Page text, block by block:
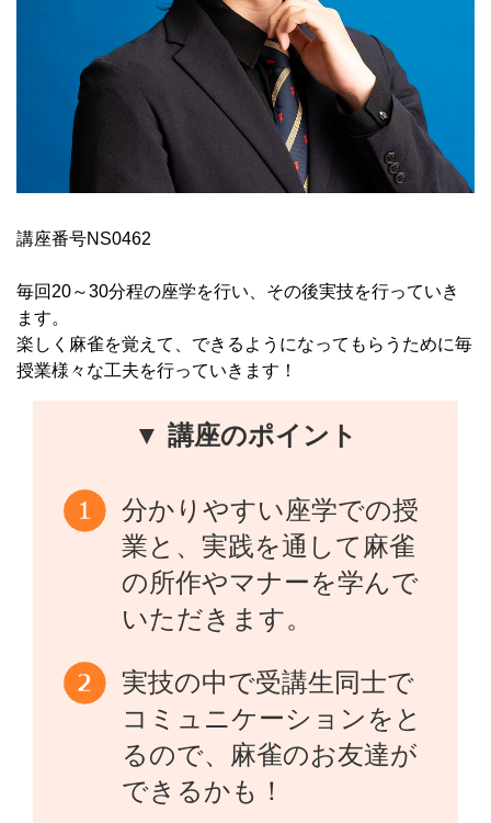
講座番号NS0462
毎回20～30分程の座学を行い、その後実技を行っていき
ます。
楽しく麻雀を覚えて、できるようになってもらうために毎
授業様々な工夫を行っていきます！
▼ 講座のポイント
分かりやすい座学での授
業と、実践を通して麻雀
の所作やマナーを学んで
いただきます。
実技の中で受講生同士で
コミュニケーションをと
るので、麻雀のお友達が
できるかも！